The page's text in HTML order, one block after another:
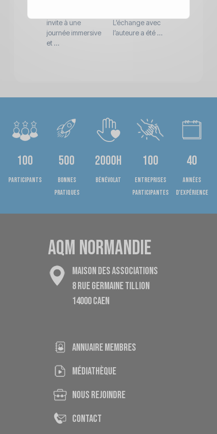
invite à une
journée immersive
et ...
L’échange avec
l’auteure a été ...
100
Participants
500
bonnes
pratiques
2000h
bénévolat
100
entreprises
participantes
40
années
d'expérience
AQM NORMANDIE
MAISON DES ASSOCIATIONS
8 RUE GERMAINE TILLION
14000 CAEN
ANNUAIRE MEMBRES
médiathèque
nous rejoindre
contact